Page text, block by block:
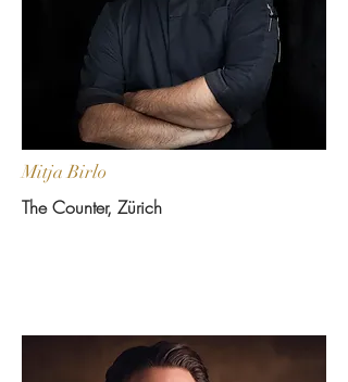
Mitja Birlo
The Counter, Zürich